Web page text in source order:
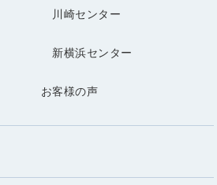
川崎センター
新横浜センター
お客様の声